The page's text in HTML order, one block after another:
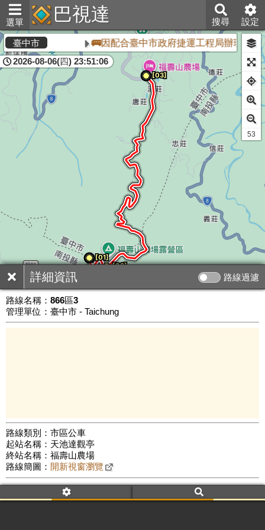
選單 巴視達 搜尋 設定
詳細資訊 路線過濾
路線名稱： 866區3
管理單位：臺中市 - Taichung
路線類別：市區公車
起站名稱：天池達觀亭
終站名稱：福壽山農場
路線簡圖： 開新視窗瀏覽
附屬名稱：866區3
車頭描述：天池達觀亭
福壽山農場
臺中市 🚌因配合臺中市政府捷運工程局辦理「臺
2026-08-06(四) 23:51:06
公車數量: 累計2041、上線1115
52